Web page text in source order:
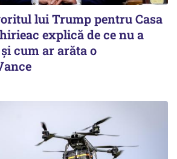
lui Trump pentru Casa
explică de ce nu a
cum ar arăta o